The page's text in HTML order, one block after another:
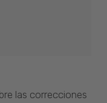
las correcciones